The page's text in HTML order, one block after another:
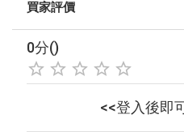
買家評價
0分()
<<登入後即